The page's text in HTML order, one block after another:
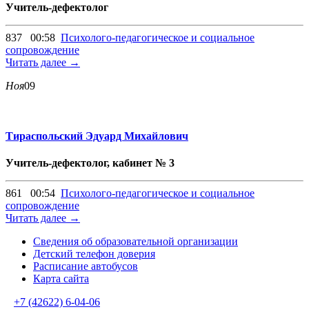
Учитель-дефектолог
837 00:58 Психолого-педагогическое и социальное
сопровождение
Читать далее →
Ноя09
Тираспольский Эдуард Михайлович
Учитель-дефектолог, кабинет № 3
861 00:54 Психолого-педагогическое и социальное
сопровождение
Читать далее →
Сведения об образовательной организации
Детский телефон доверия
Расписание автобусов
Карта сайта
+7 (42622) 6-04-06